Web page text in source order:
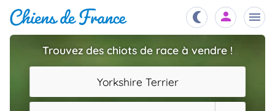
Chiots
Éleveurs
Trouvez des chiots de race à vendre !
Yorkshire Terrier